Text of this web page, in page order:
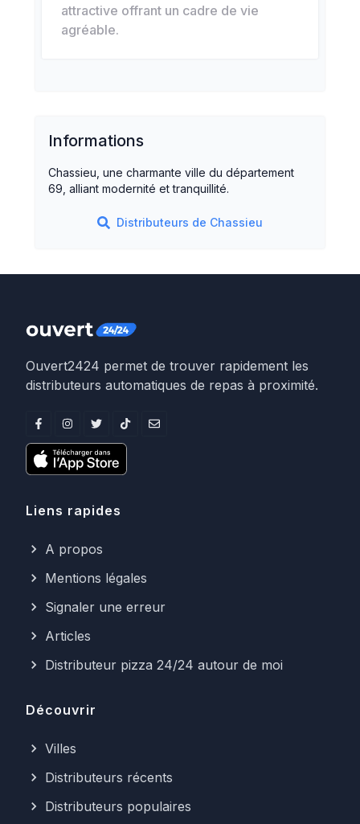
attractive offrant un cadre de vie
agréable.
Informations
Chassieu, une charmante ville du département
69, alliant modernité et tranquillité.
Distributeurs de Chassieu
Ouvert2424 permet de trouver rapidement les
distributeurs automatiques de repas à proximité.
Liens rapides
A propos
Mentions légales
Signaler une erreur
Articles
Distributeur pizza 24/24 autour de moi
Découvrir
Villes
Distributeurs récents
Distributeurs populaires